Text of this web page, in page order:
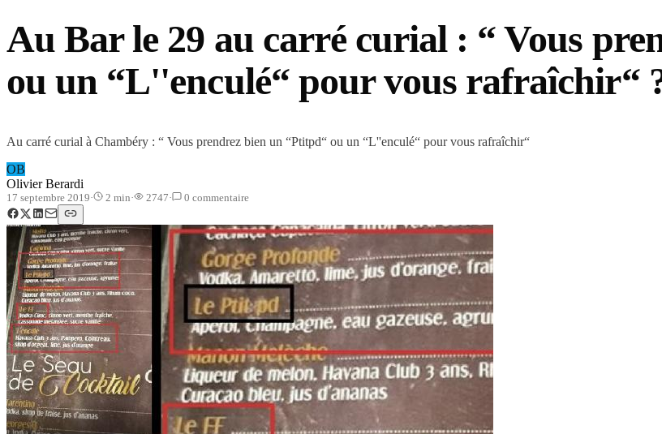
Au Bar le 29 au carré curial : “ Vous
ou un “L''enculé“ pour vous rafraîchir“
Au carré curial à Chambéry : “ Vous prendrez bien un “Ptitpd“ ou un “L''enculé“ pour vous rafraîchir“
OB
Olivier Berardi
17 septembre 2019· 2 min· 2747· 0 commentaire